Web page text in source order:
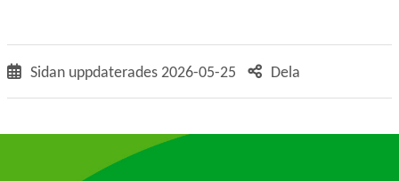
Sidan uppdaterades2026-05-25 Dela